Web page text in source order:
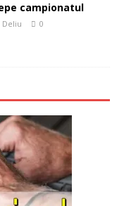
campionatul
Deliu 0